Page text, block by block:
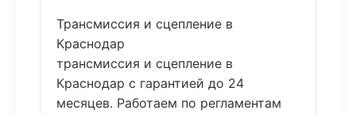
Трансмиссия и сцепление в
Краснодар
трансмиссия и сцепление в
Краснодар с гарантией до 24
месяцев. Работаем по регламентам